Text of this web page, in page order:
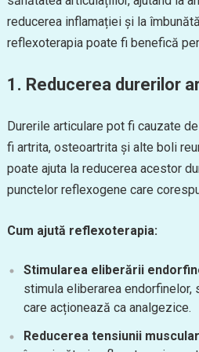
reducerea inflamației și la
reflexoterapia poate fi benefică
1. Reducerea durerilor
Durerile articulare pot fi cauzate
fi artrita, osteoartrita și alte boli
poate ajuta la reducerea acestor
punctelor reflexogene care
Cum ajută reflexoterapia:
Stimularea eliberării
stimula eliberarea endorfinelor,
care acționează ca analgezice.
Reducerea tensiunii